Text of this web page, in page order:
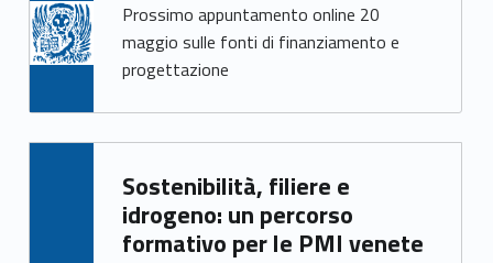
Prossimo appuntamento online 20
maggio sulle fonti di finanziamento e
progettazione
Sostenibilità, filiere e
idrogeno: un percorso
formativo per le PMI venete